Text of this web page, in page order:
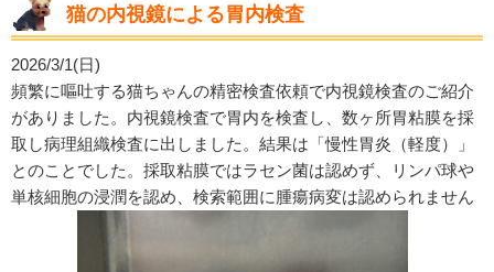
猫の内視鏡による胃内検査
2026/3/1(日)
頻繁に嘔吐する猫ちゃんの精密検査依頼で内視鏡検査のご紹介
がありました。内視鏡検査で胃内を検査し、数ヶ所胃粘膜を採
取し病理組織検査に出しました。結果は「慢性胃炎（軽度）」
とのことでした。採取粘膜ではラセン菌は認めず、リンパ球や
単核細胞の浸潤を認め、検索範囲に腫瘍病変は認められません